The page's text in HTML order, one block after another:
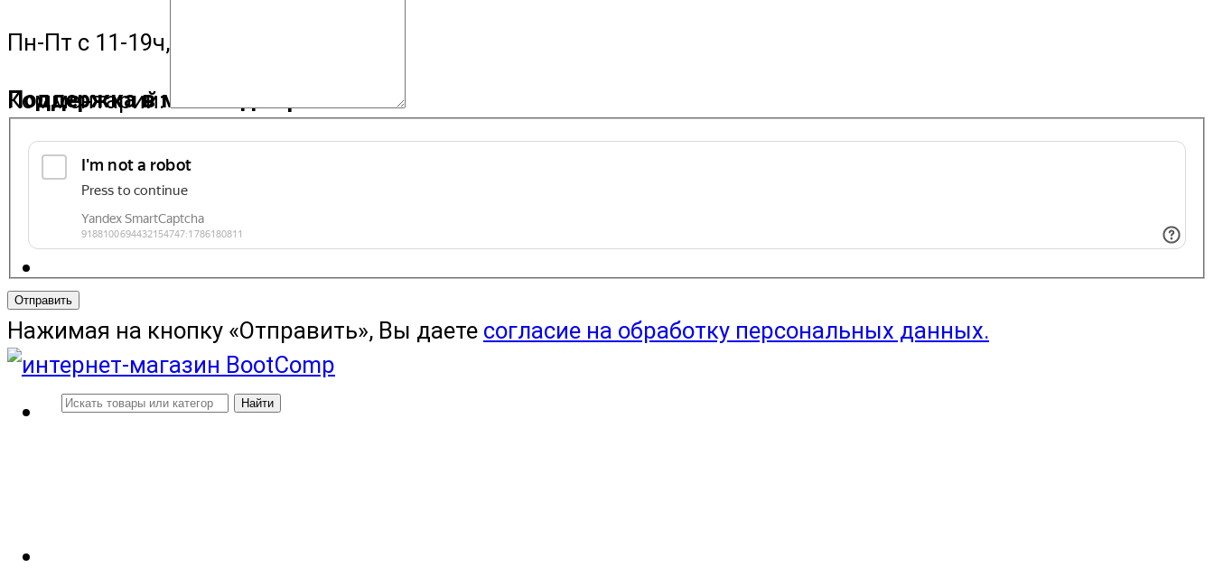
Пн-Пт с 11-19ч, Сб с 11-15ч
Поддержка в мессенджере
Комментарий:
Отправить
Нажимая на кнопку «Отправить», Вы даете согласие на обработку персональных данных.
Найти